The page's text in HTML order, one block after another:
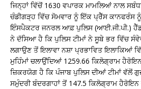
ਜਿਨ੍ਹਾਂ ਵਿੱਚੋਂ 1630 ਵਪਾਰਕ ਮਾਮਲਿਆਂ ਨਾਲ
ਚੰਡੀਗੜ੍ਹ ਵਿੱਚ ਸੋਮਵਾਰ ਨੂੰ ਇੱਕ ਪ੍ਰੈੱਸ ਕਾਨਫਰੰਸ
ਇੰਸਪੈਕਟਰ ਜਨਰਲ ਆਫ਼ ਪੁਲਿਸ (ਆਈ.ਜੀ.ਪੀ.)
ਨੇ ਦੱਸਿਆ ਹੈ ਕਿ ਪੁਲਿਸ ਟੀਮਾਂ ਨੇ ਸੂਬੇ ਭਰ ਵਿੱਚ
ਲਗਾਉਣ ਤੋਂ ਇਲਾਵਾ ਨਸ਼ਾ ਪ੍ਰਭਾਵਿਤ ਇਲਾਕਿਆਂ
ਮੁਹਿੰਮਾਂ ਚਲਾਉਂਦਿਆਂ 1259.66 ਕਿਲੋਗ੍ਰਾਮ
ਜ਼ਿਕਰਯੋਗ ਹੈ ਕਿ ਪੰਜਾਬ ਪੁਲਿਸ ਦੀਆਂ ਟੀਮਾਂ ਵੱਲੋਂ
ਸਮੁੰਦਰੀ ਬੰਦਰਗਾਹਾਂ ਤੋਂ 147.5 ਕਿਲੋਗ੍ਰਾਮ ਹੈਰੋਇਨ